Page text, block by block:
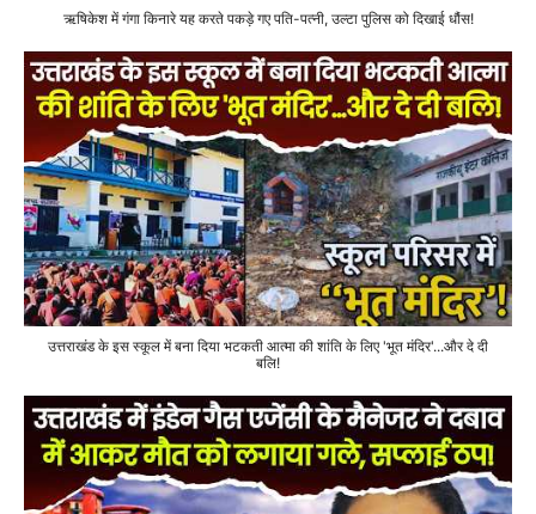
ऋषिकेश में गंगा किनारे यह करते पकड़े गए पति-पत्नी, उल्टा पुलिस को दिखाई धौंस!
उत्तराखंड के इस स्कूल में बना दिया भटकती आत्मा की शांति के लिए 'भूत मंदिर'...और दे दी
बलि!